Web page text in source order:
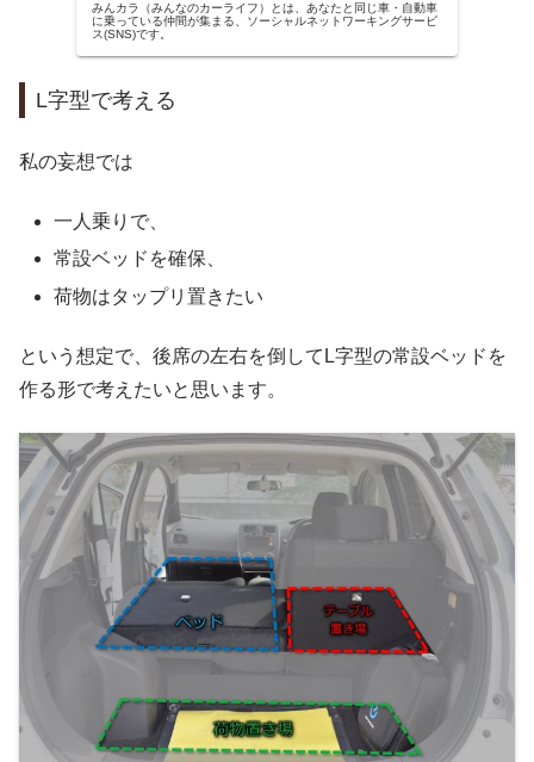
みんカラ（みんなのカーライフ）とは、あなたと同じ車・自動車
に乗っている仲間が集まる、ソーシャルネットワーキングサービ
ス(SNS)です。
L字型で考える
私の妄想では
一人乗りで、
常設ベッドを確保、
荷物はタップリ置きたい
という想定で、後席の左右を倒してL字型の常設ベッドを
作る形で考えたいと思います。